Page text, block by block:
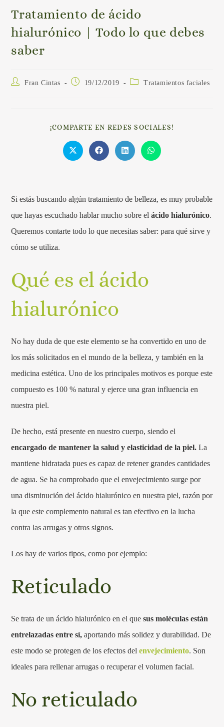
Tratamiento de ácido
hialurónico | Todo lo que debes
saber
Fran Cintas 19/12/2019 Tratamientos faciales
¡COMPARTE EN REDES SOCIALES!
Si estás buscando algún tratamiento de belleza, es muy probable
que hayas escuchado hablar mucho sobre elácido hialurónico.
Queremos contarte todo lo que necesitas saber: para qué sirve y
cómo se utiliza.
Qué es el ácido
hialurónico
No hay duda de que este elemento se ha convertido en uno de
los más solicitados en el mundo de la belleza, y también en la
medicina estética. Uno de los principales motivos es porque este
compuesto es 100 % natural y ejerce una gran influencia en
nuestra piel.
De hecho, está presente en nuestro cuerpo, siendo el
encargado de mantener la salud y elasticidad de la piel. La
mantiene hidratada pues es capaz de retener grandes cantidades
de agua. Se ha comprobado que el envejecimiento surge por
una disminución del ácido hialurónico en nuestra piel, razón por
la que este complemento natural es tan efectivo en la lucha
contra las arrugas y otros signos.
Los hay de varios tipos, como por ejemplo:
Reticulado
Se trata de un ácido hialurónico en el quesus moléculas están
entrelazadas entre sí, aportando más solidez y durabilidad. De
este modo se protegen de los efectos delenvejecimiento. Son
ideales para rellenar arrugas o recuperar el volumen facial.
No reticulado